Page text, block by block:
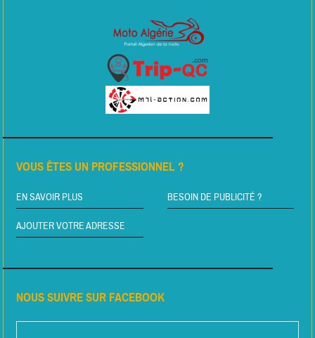
VOUS ÊTES UN PROFESSIONNEL ?
EN SAVOIR PLUS BESOIN DE PUBLICITÉ ?
AJOUTER VOTRE ADRESSE
NOUS SUIVRE SUR FACEBOOK